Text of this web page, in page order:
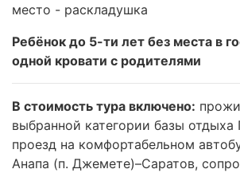
место - раскладушка
Ребёнок до 5-ти лет без места в
одной кровати с родителями
В стоимость тура включено:
выбранной категории базы
проезд на комфортабельном
Анапа (п. Джемете)–Саратов,